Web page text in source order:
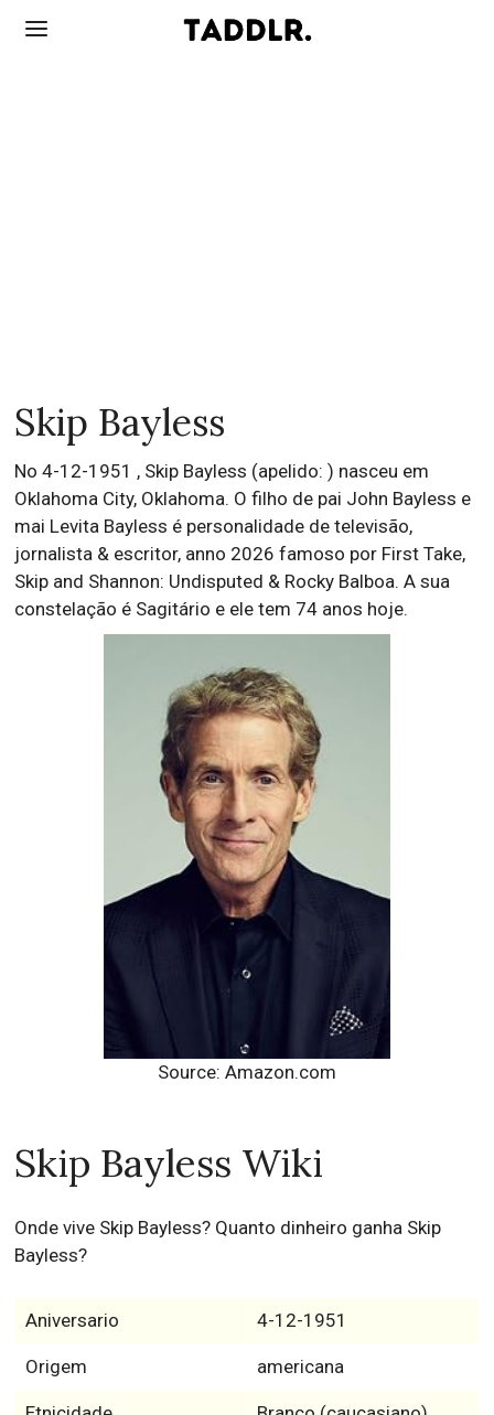
Skip Bayless
No 4-12-1951 , Skip Bayless (apelido: ) nasceu em
Oklahoma City, Oklahoma. O filho de pai John Bayless e
mai Levita Bayless é personalidade de televisão,
jornalista & escritor, anno 2026 famoso por First Take,
Skip and Shannon: Undisputed & Rocky Balboa. A sua
constelação é Sagitário e ele tem 74 anos hoje.
Source: Amazon.com
Skip Bayless Wiki
Onde vive Skip Bayless? Quanto dinheiro ganha Skip
Bayless?
Aniversario 4-12-1951
Origem americana